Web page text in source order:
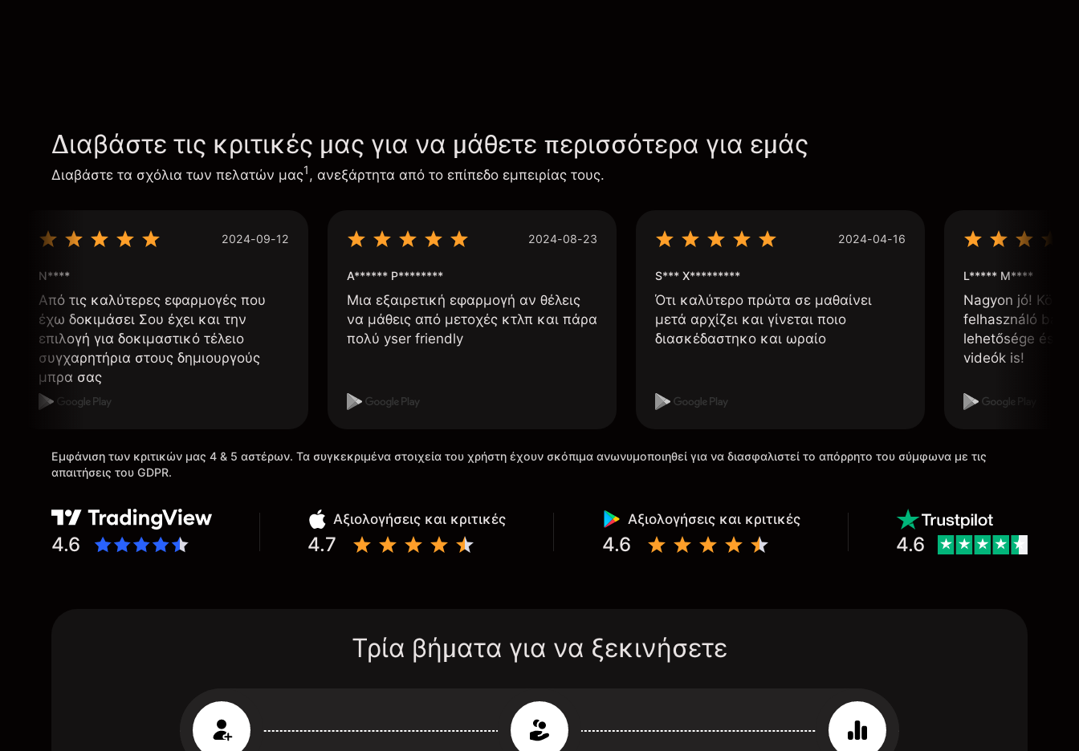
Διαβάστε τις κριτικές μας για να μάθετε περισσότερα για εμάς
Διαβάστε τα σχόλια των πελατών μας1, ανεξάρτητα από το επίπεδο εμπειρίας τους.
2024-09-12
N****
Από τις καλύτερες εφαρμογές που
έχω δοκιμάσει Σου έχει και την
επιλογή για δοκιμαστικό τέλειο
συγχαρητήρια στους δημιουργούς
μπρα σας
2024-08-23
A****** P********
Μια εξαιρετική εφαρμογή αν θέλεις
να μάθεις από μετοχές κτλπ και πάρα
πολύ yser friendly
2024-04-16
S*** X*********
Ότι καλύτερο πρώτα σε μαθαίνει
μετά αρχίζει και γίνεται ποιο
διασκέδαστηκο και ωραίο
L***** M****
Nagyon jó!
felhasználó
lehetősége és,
videók is!
Εμφάνιση των κριτικών μας 4 & 5 αστέρων. Τα συγκεκριμένα στοιχεία του χρήστη έχουν σκόπιμα ανωνυμοποιηθεί για να διασφαλιστεί το απόρρητο του σύμφωνα με τις
απαιτήσεις του GDPR.
4.6
Αξιολογήσεις και κριτικές
4.7
Αξιολογήσεις και κριτικές
4.6 4.6
Τρία βήματα για να ξεκινήσετε